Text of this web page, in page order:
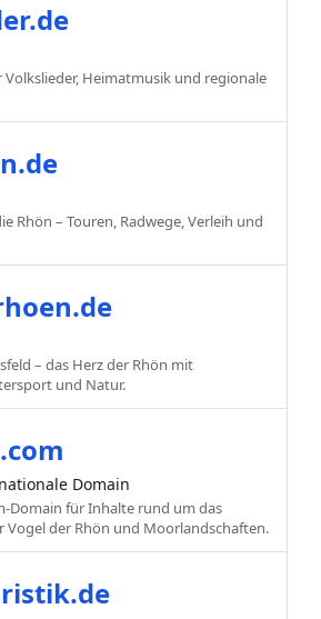
Heimatmusik und regionale
Rhön – Touren, Radwege, Verleih und
– das Herz der Rhön mit
und Natur.
Domain
Domain für Inhalte rund um das
Vogel der Rhön und Moorlandschaften.